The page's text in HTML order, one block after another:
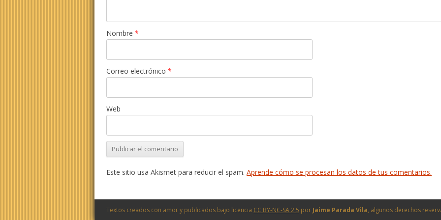
Nombre *
Correo electrónico *
Web
Este sitio usa Akismet para reducir el spam. Aprende cómo se procesan los datos de tus comentarios.
Textos creados con amor y publicados bajo licencia CC BY-NC-SA 2.5 por Jaime Parada Vila, algunos derechos